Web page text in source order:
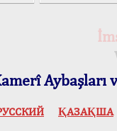
Aybaşları
ҚАЗАҚША